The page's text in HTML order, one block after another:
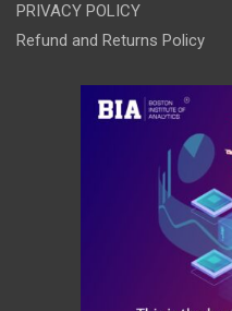
PRIVACY POLICY
Refund and Returns Policy